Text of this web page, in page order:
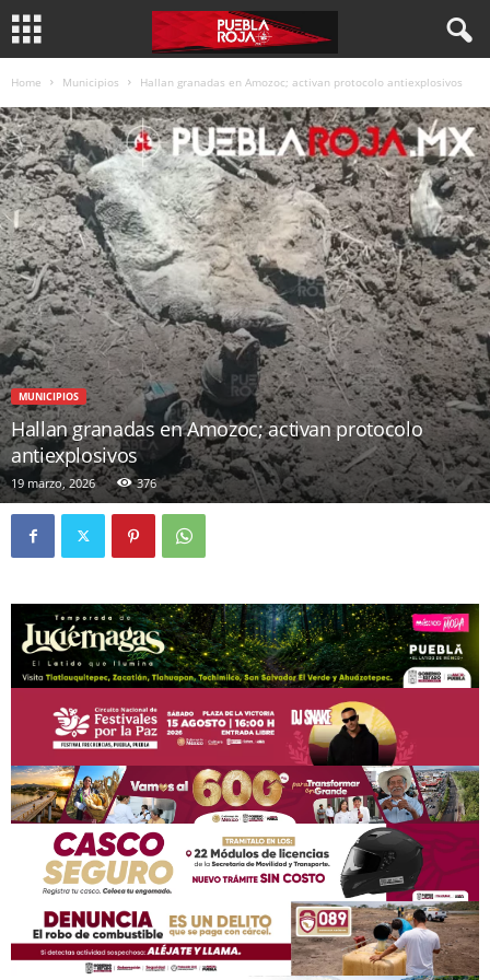
Home Municipios Hallan granadas en Amozoc; activan protocolo antiexplosivos
MUNICIPIOS
Hallan granadas en Amozoc; activan protocolo
antiexplosivos
19 marzo, 2026 376